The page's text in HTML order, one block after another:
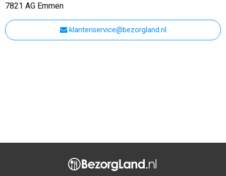
7821 AG Emmen
klantenservice@bezorgland.nl